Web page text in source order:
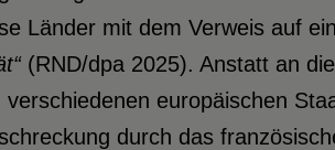
Länder mit dem Verweis auf
(RND/dpa 2025). Anstatt an
europäischen
durch das